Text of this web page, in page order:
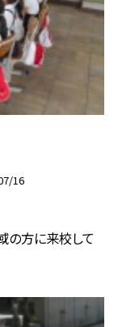
16
の方に来校して